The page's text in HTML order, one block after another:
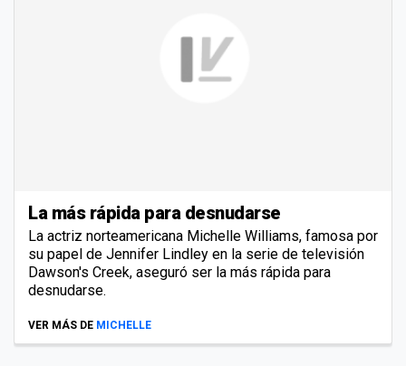
La más rápida para desnudarse
La actriz norteamericana Michelle Williams, famosa por
su papel de Jennifer Lindley en la serie de televisión
Dawson's Creek, aseguró ser la más rápida para
desnudarse.
VER MÁS DE MICHELLE